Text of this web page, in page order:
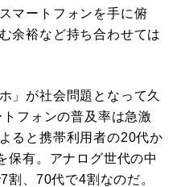
マートフォンを手に俯
余裕など持ち合わせては
」が社会問題となって久
フォンの普及率は急激
ると携帯利用者の20代か
保有。アナログ世代の中
、70代で4割なのだ。